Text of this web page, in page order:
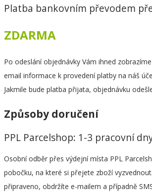
Platba bankovním převodem
ZDARMA
Po odeslání objednávky Vám ihned
email informace k provedení platby na náš
Jakmile bude platba přijata, objednávku
Způsoby doručení
PPL Parcelshop: 1-3 pracovní
Osobní odběr přes výdejní místa PPL
pobočku, na které si přejete zboží
připraveno, obdržíte e-mailem a případně